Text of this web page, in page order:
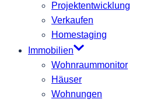
Projektentwicklung
Verkaufen
Homestaging
Immobilien
Wohnraummonitor
Häuser
Wohnungen